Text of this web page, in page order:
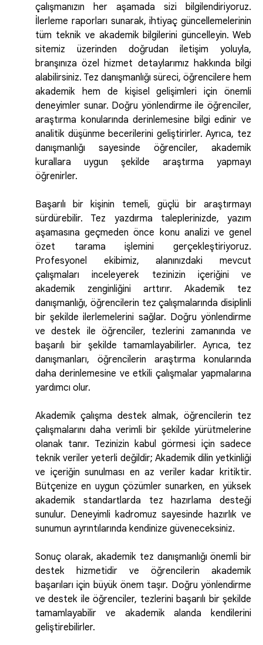
çalışmanızın her aşamada sizi bilgilendiriyoruz.
İlerleme raporları sunarak, ihtiyaç güncellemelerinin
tüm teknik ve akademik bilgilerini güncelleyin. Web
sitemiz üzerinden doğrudan iletişim yoluyla,
branşınıza özel hizmet detaylarımız hakkında bilgi
alabilirsiniz. Tez danışmanlığı süreci, öğrencilere hem
akademik hem de kişisel gelişimleri için önemli
deneyimler sunar. Doğru yönlendirme ile öğrenciler,
araştırma konularında derinlemesine bilgi edinir ve
analitik düşünme becerilerini geliştirirler. Ayrıca, tez
danışmanlığı sayesinde öğrenciler, akademik
kurallara uygun şekilde araştırma yapmayı
öğrenirler.
Başarılı bir kişinin temeli, güçlü bir araştırmayı
sürdürebilir. Tez yazdırma taleplerinizde, yazım
aşamasına geçmeden önce konu analizi ve genel
özet tarama işlemini gerçekleştiriyoruz.
Profesyonel ekibimiz, alanınızdaki mevcut
çalışmaları inceleyerek tezinizin içeriğini ve
akademik zenginliğini arttırır. Akademik tez
danışmanlığı, öğrencilerin tez çalışmalarında disiplinli
bir şekilde ilerlemelerini sağlar. Doğru yönlendirme
ve destek ile öğrenciler, tezlerini zamanında ve
başarılı bir şekilde tamamlayabilirler. Ayrıca, tez
danışmanları, öğrencilerin araştırma konularında
daha derinlemesine ve etkili çalışmalar yapmalarına
yardımcı olur.
Akademik çalışma destek almak, öğrencilerin tez
çalışmalarını daha verimli bir şekilde yürütmelerine
olanak tanır. Tezinizin kabul görmesi için sadece
teknik veriler yeterli değildir; Akademik dilin yetkinliği
ve içeriğin sunulması en az veriler kadar kritiktir.
Bütçenize en uygun çözümler sunarken, en yüksek
akademik standartlarda tez hazırlama desteği
sunulur. Deneyimli kadromuz sayesinde hazırlık ve
sunumun ayrıntılarında kendinize güveneceksiniz.
Sonuç olarak, akademik tez danışmanlığı önemli bir
destek hizmetidir ve öğrencilerin akademik
başarıları için büyük önem taşır. Doğru yönlendirme
ve destek ile öğrenciler, tezlerini başarılı bir şekilde
tamamlayabilir ve akademik alanda kendilerini
geliştirebilirler.